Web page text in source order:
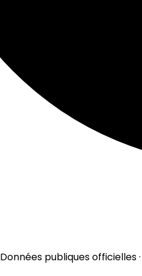
Données publiques officielles